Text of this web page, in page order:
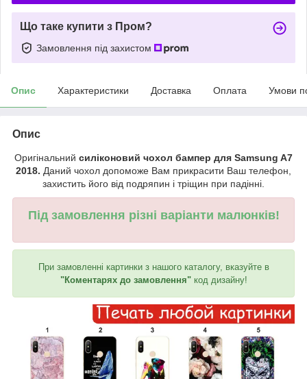
Що таке купити з Пром?
Замовлення під захистом
Опис Характеристики Доставка Оплата Умови
Опис
Оригінальний силіконовий чохол бампер для Samsung A7
2018. Даний чохол допоможе Вам прикрасити Ваш телефон,
захистить його від подряпин і тріщин при падінні.
Під замовлення різні варіанти малюнків!
При замовленні картинки з нашого каталогу, вказуйте в
"Коментарях до замовлення"код дизайну!